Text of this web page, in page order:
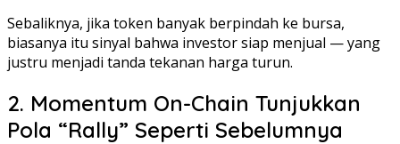
Sebaliknya, jika token banyak berpindah ke bursa,
biasanya itu sinyal bahwa investor siap menjual — yang
justru menjadi tanda tekanan harga turun.
2. Momentum On-Chain Tunjukkan
Pola “Rally” Seperti Sebelumnya